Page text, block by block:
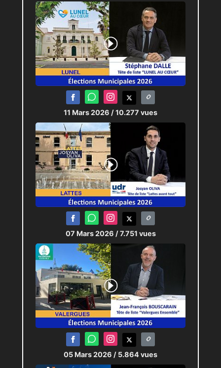
11 Mars 2026 / 10.277 vues
07 Mars 2026 / 7.751 vues
05 Mars 2026 / 5.864 vues